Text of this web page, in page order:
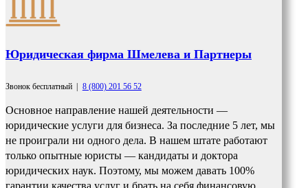
Юридическая фирма Шмелева и Партнеры
Звонок бесплатный 8 (800) 201 56 52
Основное направление нашей деятельности —
юридические услуги для бизнеса. За последние 5 лет, мы
не проиграли ни одного дела. В нашем штате работают
только опытные юристы — кандидаты и доктора
юридических наук. Поэтому, мы можем давать 100%
гарантии качества услуг и брать на себя финансовую